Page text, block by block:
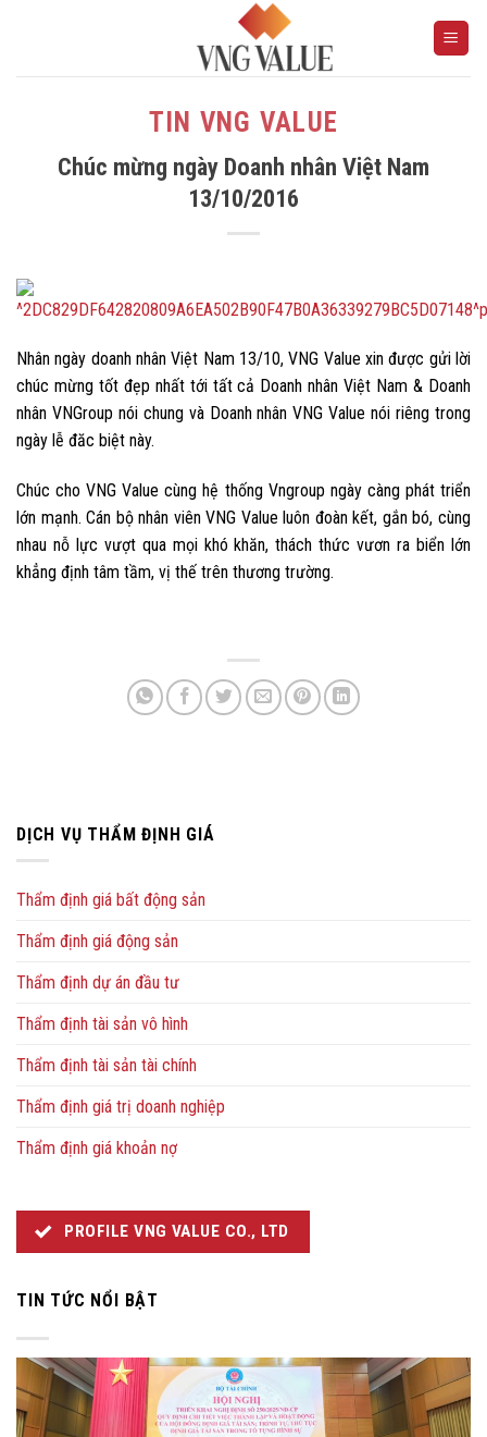
TIN VNG VALUE
Chúc mừng ngày Doanh nhân Việt Nam
13/10/2016
Nhân ngày doanh nhân Việt Nam 13/10, VNG Value xin được gửi lời
chúc mừng tốt đẹp nhất tới tất cả Doanh nhân Việt Nam & Doanh
nhân VNGroup nói chung và Doanh nhân VNG Value nói riêng trong
ngày lễ đăc biệt này.
Chúc cho VNG Value cùng hệ thống Vngroup ngày càng phát triển
lớn mạnh. Cán bộ nhân viên VNG Value luôn đoàn kết, gắn bó, cùng
nhau nỗ lực vượt qua mọi khó khăn, thách thức vươn ra biển lớn
khẳng định tâm tầm, vị thế trên thương trường.
DỊCH VỤ THẨM ĐỊNH GIÁ
Thẩm định giá bất động sản
Thẩm định giá động sản
Thẩm định dự án đầu tư
Thẩm định tài sản vô hình
Thẩm định tài sản tài chính
Thẩm định giá trị doanh nghiệp
Thẩm định giá khoản nợ
PROFILE VNG VALUE CO., LTD
TIN TỨC NỔI BẬT